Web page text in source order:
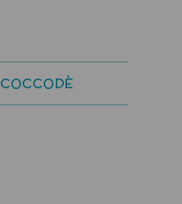
COCCODÈ